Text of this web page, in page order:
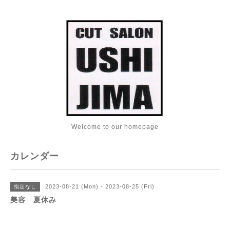
Welcome to our homepage
カレンダー
指定なし 2023-08-21 (Mon) - 2023-08-25 (Fri)
美容 夏休み